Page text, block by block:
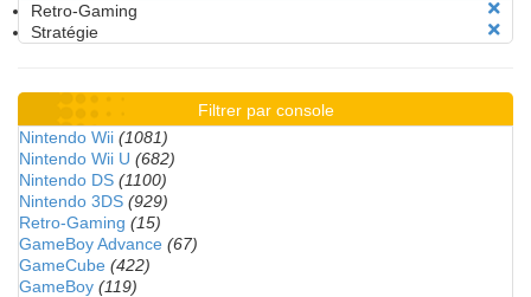
Retro-Gaming
Stratégie
Filtrer par console
Nintendo Wii (1081)
Nintendo Wii U (682)
Nintendo DS (1100)
Nintendo 3DS (929)
Retro-Gaming (15)
GameBoy Advance (67)
GameCube (422)
GameBoy (119)